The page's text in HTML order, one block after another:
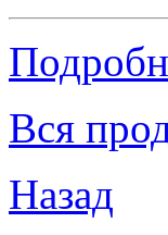
Вся
Назад